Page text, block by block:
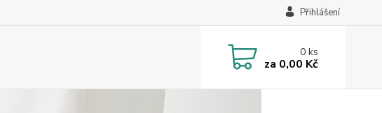
Přihlášení
0ks
za 0,00 Kč